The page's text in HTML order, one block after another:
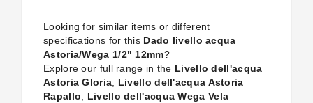
Looking for similar items or different
specifications for this Dado livello acqua
Astoria/Wega 1/2" 12mm?
Explore our full range in the Livello dell'acqua
Astoria Gloria
Livello dell'acqua Astoria
Rapallo
Livello dell'acqua Wega Vela